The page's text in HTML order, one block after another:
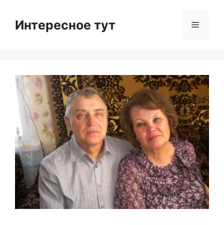
contentИнтересное тут Menu